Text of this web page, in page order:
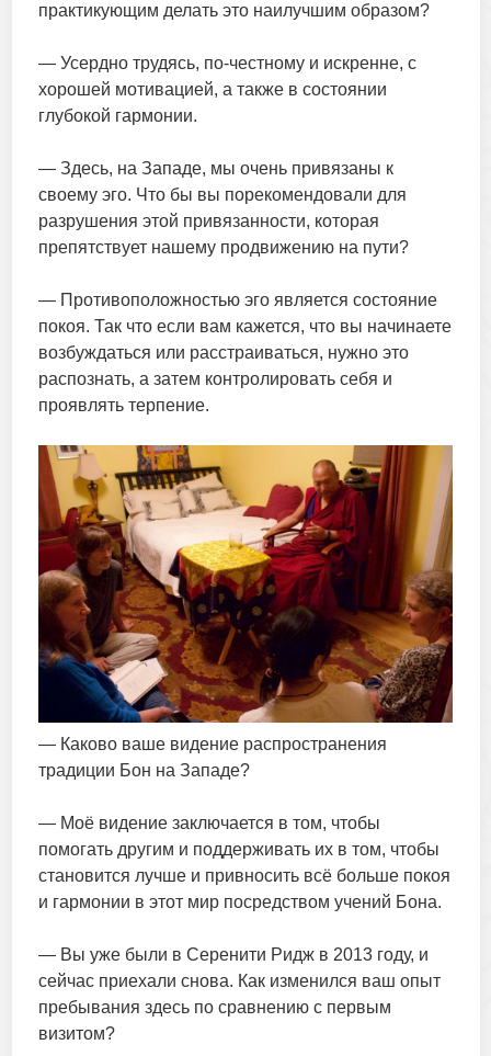
практикующим делать это наилучшим образом?
— Усердно трудясь, по-честному и искренне, с
хорошей мотивацией, а также в состоянии
глубокой гармонии.
— Здесь, на Западе, мы очень привязаны к
своему эго. Что бы вы порекомендовали для
разрушения этой привязанности, которая
препятствует нашему продвижению на пути?
— Противоположностью эго является состояние
покоя. Так что если вам кажется, что вы начинаете
возбуждаться или расстраиваться, нужно это
распознать, а затем контролировать себя и
проявлять терпение.
— Каково ваше видение распространения
традиции Бон на Западе?
— Моё видение заключается в том, чтобы
помогать другим и поддерживать их в том, чтобы
становится лучше и привносить всё больше покоя
и гармонии в этот мир посредством учений Бона.
— Вы уже были в Серенити Ридж в 2013 году, и
сейчас приехали снова. Как изменился ваш опыт
пребывания здесь по сравнению с первым
визитом?